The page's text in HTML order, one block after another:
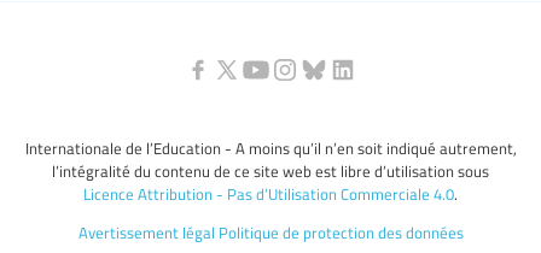
Internationale de l’Education - A moins qu’il n’en soit indiqué autrement,
l’intégralité du contenu de ce site web est libre d’utilisation sous
Licence Attribution - Pas d’Utilisation Commerciale 4.0.
Avertissement légal Politique de protection des données